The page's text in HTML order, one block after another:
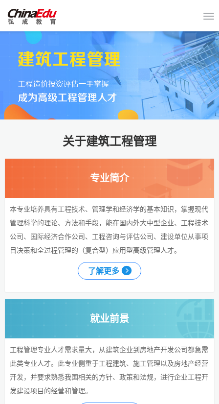
关于建筑工程管理
专业简介
本专业培养具有工程技术、管理学和经济学的基本知识，掌握现代
管理科学的理论、方法和手段，能在国内外大中型企业、工程技术
公司、国际经济合作公司、工程咨询与评估公司、建设单位从事项
目决策和全过程管理的（复合型）应用型高级管理人才。
了解更多
就业前景
工程管理专业人才需求量大，从建筑企业到房地产开发公司都急需
此类专业人才。此专业侧重于工程建筑、施工管理以及房地产经营
开发，并要求熟悉我国相关的方针、政策和法规，进行企业工程开
发建设项目的经营和管理。